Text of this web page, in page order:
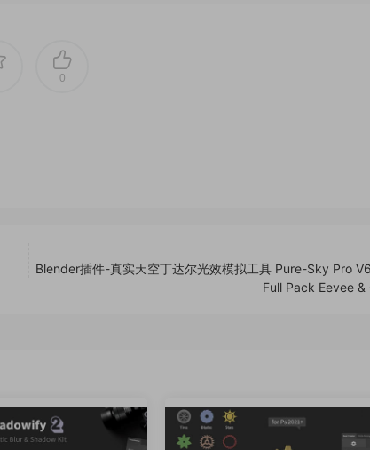
0
Blender插件-真实天空丁达尔光效模拟工具 Pure-Sky Pro
Full Pack Eevee &